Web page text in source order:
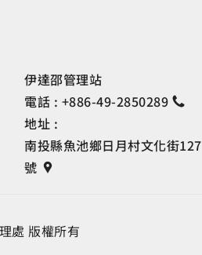
伊達邵管理站
電話 : +886-49-2850289
地址 :
南投縣魚池鄉日月村文化街127
號
處 版權所有